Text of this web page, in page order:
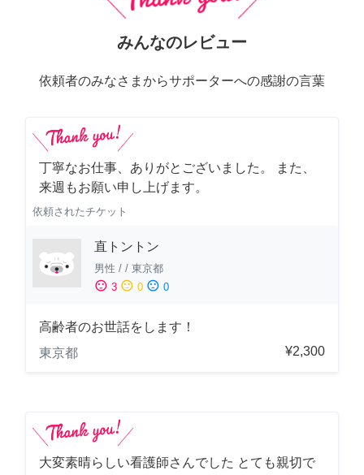
みんなのレビュー
依頼者のみなさまからサポーターへの感謝の言葉
丁寧なお仕事、ありがとございました。 また、
来週もお願い申し上げます。
依頼されたチケット
直トントン
男性 / / 東京都
sentiment_satisfied 3 sentiment_neutral 0 sentiment_dissatisfied 0
高齢者のお世話をします！
東京都
¥2,300
大変素晴らしい看護師さんでした とても親切で